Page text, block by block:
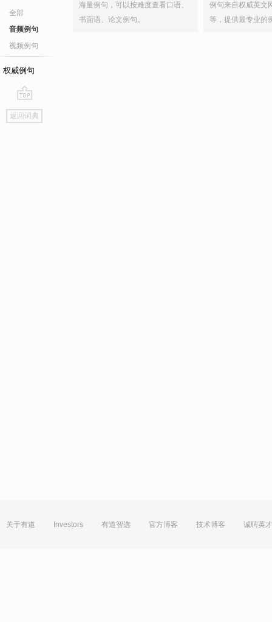
全部
音频例句
视频例句
权威例句
go
top
返回词典
海量例句，可以按难度查看口语、
书面语、论文例句。
例句来自权威英文
等，提供最专业的
关于有道 Investors 有道智选 官方博客 技术博客 诚聘英才